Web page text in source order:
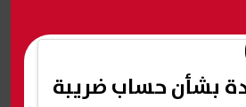
بشأن حساب ضريبة